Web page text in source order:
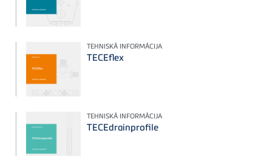
TEHNISKĀ INFORMĀCIJA
TECEflex
TEHNISKĀ INFORMĀCIJA
TECEdrainprofile